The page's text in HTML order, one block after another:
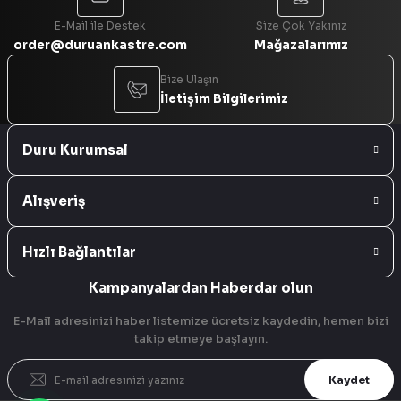
E-Mail ile Destek
order@duruankastre.com
Size Çok Yakınız
Mağazalarımız
Bize Ulaşın
İletişim Bilgilerimiz
Duru Kurumsal
Alışveriş
Hızlı Bağlantılar
Kampanyalardan Haberdar olun
E-Mail adresinizi haber listemize ücretsiz kaydedin, hemen bizi
takip etmeye başlayın.
Kaydet